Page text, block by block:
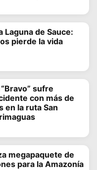
Laguna de Sauce:
pierde la vida
sufre
con más de
en la ruta San
megapaquete de
para la Amazonía